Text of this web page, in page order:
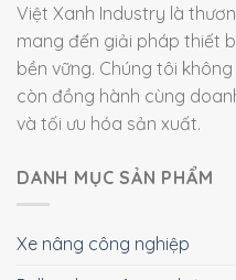
Việt Xanh Industry là
mang đến giải pháp thiết
bền vững. Chúng tôi
còn đồng hành cùng
và tối ưu hóa sản xuất.
DANH MỤC SẢN PHẨM
Xe nâng công nghiệp